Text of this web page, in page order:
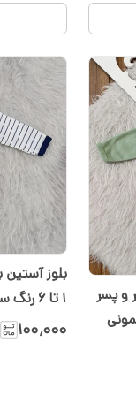
و پسر
۱ تا ۳ |سیسمونی
1 تا 6 رنگ سورمه ای
۱۰۰٬۰۰۰